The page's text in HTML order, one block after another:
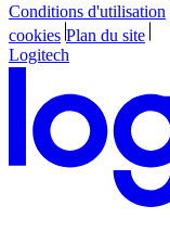
Conditions d'utilisation
cookies Plan du site
Logitech